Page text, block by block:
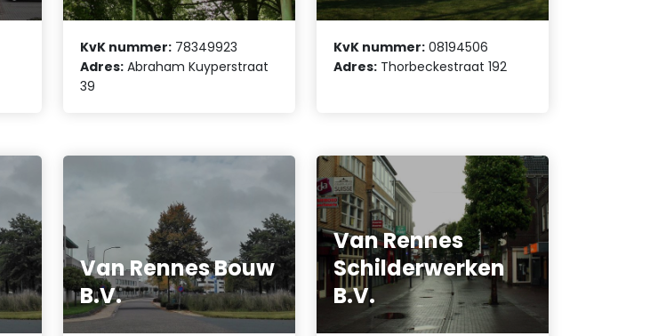
KvK nummer: 78349923
Adres: Abraham Kuyperstraat
39
KvK nummer: 08194506
Adres: Thorbeckestraat 192
Van Rennes Bouw
B.V.
Van Rennes
Schilderwerken
B.V.